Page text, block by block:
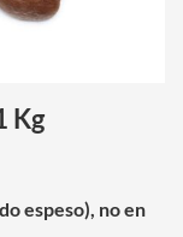
Kg
espeso), no en